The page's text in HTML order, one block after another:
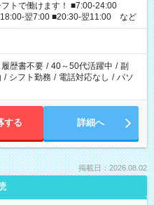
トで働けます！ ■7:00-24:00
翌7:00 ■20:30-翌11:00 など
履歴書不要 / 40～50代活躍中 / 副
/ シフト勤務 / 電話対応なし / パソ
する 詳細へ
掲載日：2026.08.02